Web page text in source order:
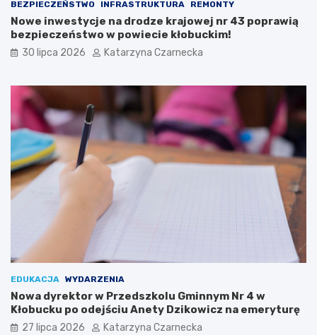
i
T
a
y
j
i
:
Ś
w
i
ę
t
l
n
a
r
i
z
ą
a
I
I
M
i
ę
d
z
y
n
d
w
y
c
h
BEZPIECZEŃSTWO INFRASTRUKTURA REMONTY
Nowe inwestycje na drodze krajowej nr 43 poprawią
bezpieczeństwo w powiecie kłobuckim!
30 lipca 2026 Katarzyna Czarnecka
EDUKACJA WYDARZENIA
Nowa dyrektor w Przedszkolu Gminnym Nr 4 w
Kłobucku po odejściu Anety Dzikowicz na emeryturę
27 lipca 2026 Katarzyna Czarnecka